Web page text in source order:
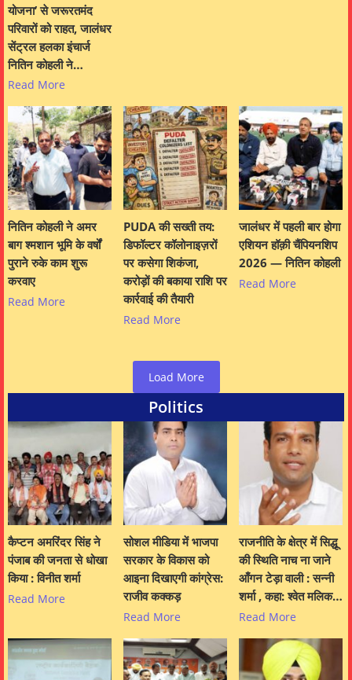
योजना’ से जरूरतमंद
परिवारों को राहत, जालंधर
सेंट्रल हलका इंचार्ज
नितिन कोहली ने…
Read More
नितिन कोहली ने अमर
बाग श्मशान भूमि के वर्षों
पुराने रुके काम शुरू
करवाए
Read More
PUDA की सख्ती तय:
डिफॉल्टर कॉलोनाइज़रों
पर कसेगा शिकंजा,
करोड़ों की बकाया राशि पर
कार्रवाई की तैयारी
Read More
जालंधर में पहली बार होगा
एशियन हॉक़ी चैंपियनशिप
2026 — नितिन कोहली
Read More
Load More
Politics
कैप्टन अमरिंदर सिंह ने
पंजाब की जनता से धोखा
किया : विनीत शर्मा
Read More
सोशल मीडिया में भाजपा
सरकार के विकास को
आइना दिखाएगी कांग्रेस:
राजीव कक्कड़
Read More
राजनीति के क्षेत्र में सिद्धू
की स्थिति नाच ना जाने
आँगन टेड़ा वाली : सन्नी
शर्मा , कहा: श्वेत मलिक…
Read More